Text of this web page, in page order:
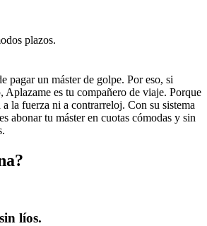
plazos.
pagar un máster de golpe. Por eso, si
Aplazame es tu compañero de viaje. Porque
la fuerza ni a contrarreloj. Con su sistema
abonar tu máster en cuotas cómodas y sin
líos.